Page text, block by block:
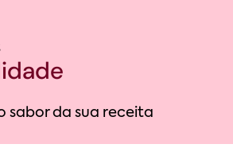
sabor da sua receita